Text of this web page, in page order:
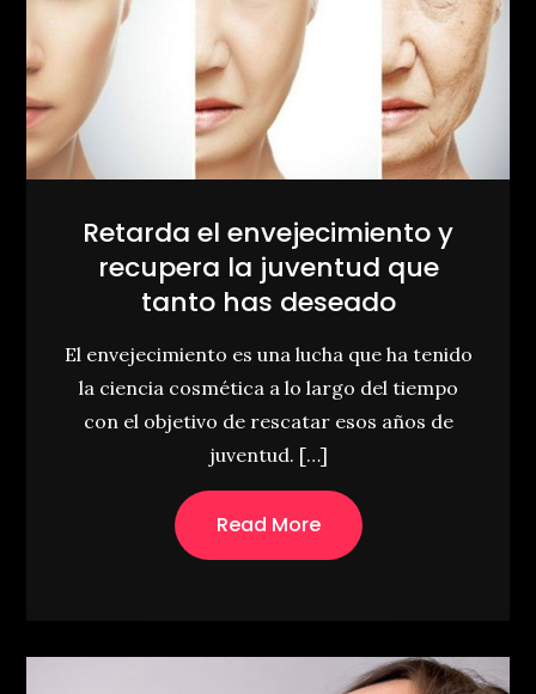
Retarda el envejecimiento y
recupera la juventud que
tanto has deseado
El envejecimiento es una lucha que ha tenido
la ciencia cosmética a lo largo del tiempo
con el objetivo de rescatar esos años de
juventud. […]
Read More